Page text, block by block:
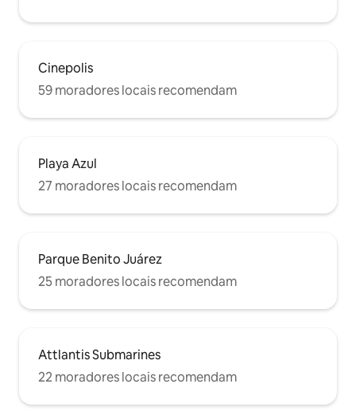
Cinepolis
59 moradores locais recomendam
Playa Azul
27 moradores locais recomendam
Parque Benito Juárez
25 moradores locais recomendam
Attlantis Submarines
22 moradores locais recomendam